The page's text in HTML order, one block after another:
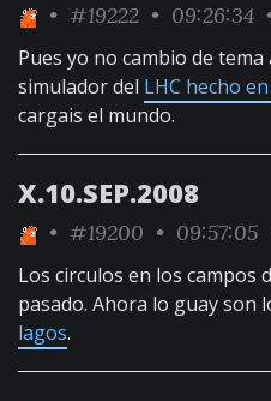
• #19222 • 09:26:34
Pues yo no cambio de
simulador del LHC hecho
cargais el mundo.
X.10.SEP.2008
• #19200 • 09:57:05
Los circulos en los campos
pasado. Ahora lo guay son
lagos.